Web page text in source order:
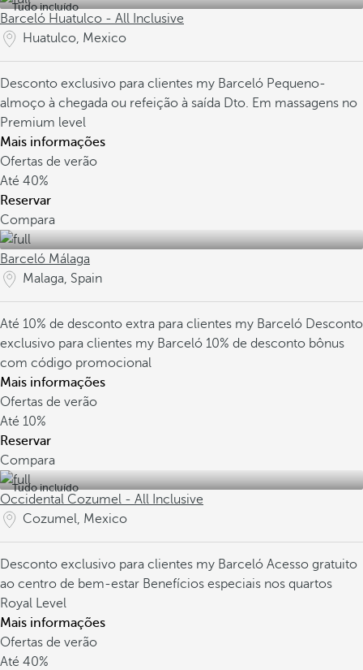
Tudo incluído
Barceló Huatulco - All Inclusive
Huatulco, Mexico
Desconto exclusivo para clientes my Barceló Pequeno-
almoço à chegada ou refeição à saída Dto. Em massagens no
Premium level
Mais informações
Ofertas de verão
Até 40%
Reservar
Compara
Barceló Málaga
Malaga, Spain
Até 10% de desconto extra para clientes my Barceló Desconto
exclusivo para clientes my Barceló 10% de desconto bônus
com código promocional
Mais informações
Ofertas de verão
Até 10%
Reservar
Compara
Tudo incluído
Occidental Cozumel - All Inclusive
Cozumel, Mexico
Desconto exclusivo para clientes my Barceló Acesso gratuito
ao centro de bem-estar Benefícios especiais nos quartos
Royal Level
Mais informações
Ofertas de verão
Até 40%